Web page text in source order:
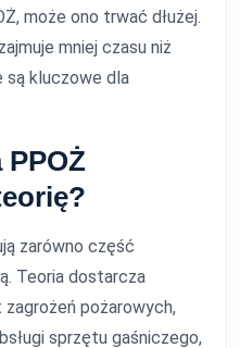
może ono trwać dłużej.
mniej czasu niż
są kluczowe dla
PPOŻ
zarówno część
Teoria dostarcza
pożarowych,
sprzętu gaśniczego,